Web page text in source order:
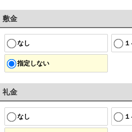
敷金
なし
指定しない
礼金
なし